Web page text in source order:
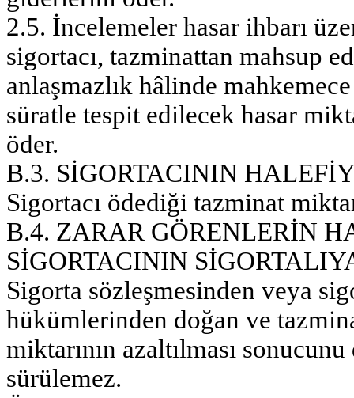
2.5. İncelemeler hasar ihbarı
sigortacı, tazminattan mahsup
anlaşmazlık hâlinde
süratle tespit edilecek hasar
öder.
B.3. SİGORTACININ
Sigortacı ödediği tazminat
B.4. ZARAR GÖRENLERİN
SİGORTACININ
Sigorta sözleşmesinden veya
hükümlerinden doğan ve
miktarının azaltılması
sürülemez.